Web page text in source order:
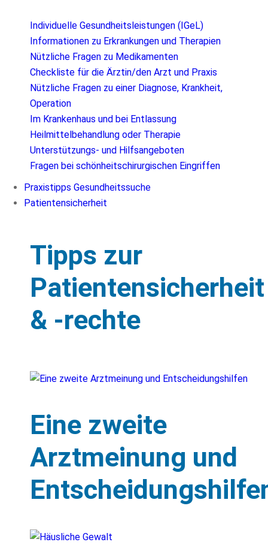
Individuelle Gesundheitsleistungen (IGeL)
Informationen zu Erkrankungen und Therapien
Nützliche Fragen zu Medikamenten
Checkliste für die Ärztin/den Arzt und Praxis
Nützliche Fragen zu einer Diagnose, Krankheit,
Operation
Im Krankenhaus und bei Entlassung
Heilmittelbehandlung oder Therapie
Unterstützungs- und Hilfsangeboten
Fragen bei schönheitschirurgischen Eingriffen
Praxistipps Gesundheitssuche
Patientensicherheit
Tipps zur
Patientensicherheit
& -rechte
Eine zweite
Arztmeinung und